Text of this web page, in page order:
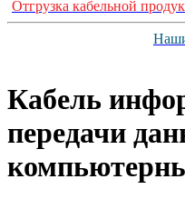
Отгрузка кабельной
Кабель
передачи